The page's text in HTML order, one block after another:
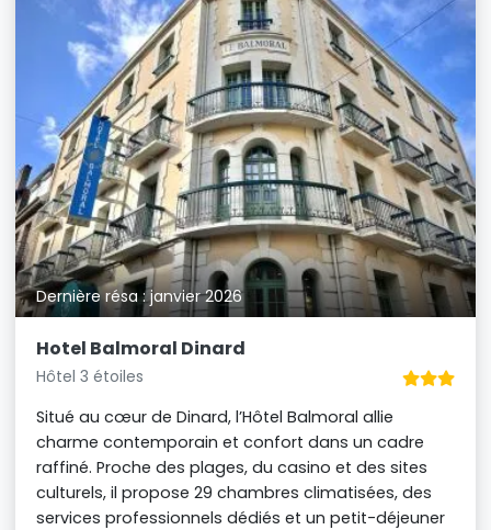
Dernière résa : janvier 2026
Hotel Balmoral Dinard
Hôtel 3 étoiles
Situé au cœur de Dinard, l’Hôtel Balmoral allie
charme contemporain et confort dans un cadre
raffiné. Proche des plages, du casino et des sites
culturels, il propose 29 chambres climatisées, des
services professionnels dédiés et un petit-déjeuner